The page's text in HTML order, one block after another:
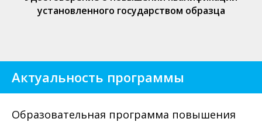
установленного государством образца
Актуальность программы
Образовательная программа повышения